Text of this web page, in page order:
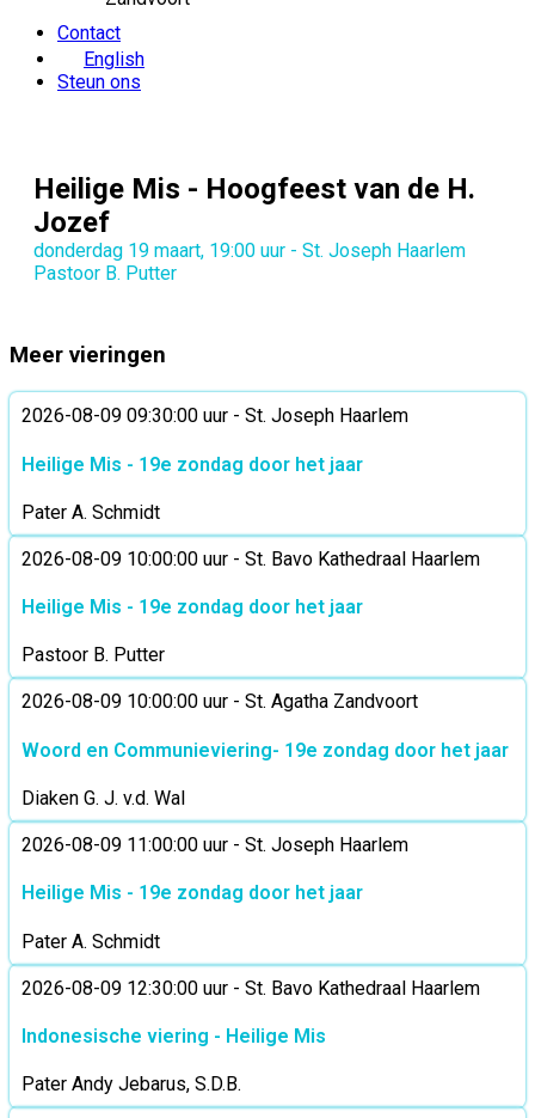
Contact
English
Steun ons
Heilige Mis - Hoogfeest van de H.
Jozef
donderdag 19 maart, 19:00 uur - St. Joseph Haarlem
Pastoor B. Putter
Meer vieringen
2026-08-09 09:30:00 uur - St. Joseph Haarlem
Heilige Mis - 19e zondag door het jaar
Pater A. Schmidt
2026-08-09 10:00:00 uur - St. Bavo Kathedraal Haarlem
Heilige Mis - 19e zondag door het jaar
Pastoor B. Putter
2026-08-09 10:00:00 uur - St. Agatha Zandvoort
Woord en Communieviering- 19e zondag door het jaar
Diaken G. J. v.d. Wal
2026-08-09 11:00:00 uur - St. Joseph Haarlem
Heilige Mis - 19e zondag door het jaar
Pater A. Schmidt
2026-08-09 12:30:00 uur - St. Bavo Kathedraal Haarlem
Indonesische viering - Heilige Mis
Pater Andy Jebarus, S.D.B.